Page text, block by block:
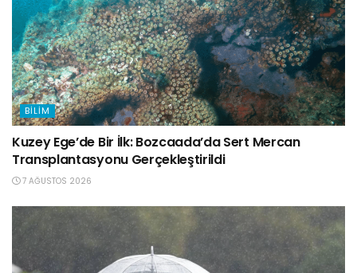
BILIM
Kuzey Ege’de Bir İlk: Bozcaada’da Sert Mercan
Transplantasyonu Gerçekleştirildi
7 AĞUSTOS 2026